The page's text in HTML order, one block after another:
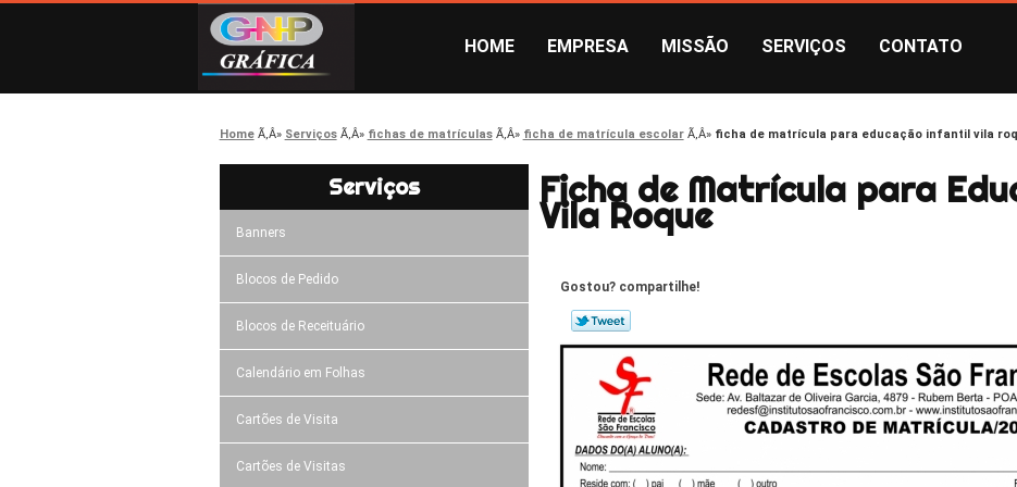
HOME EMPRESA MISSÃO SERVIÇOS CONTATO
Home Serviços fichas de matrículas ficha de matrícula escolar ficha de matrícula para educação infantil vila
Serviços
Banners
Blocos de Pedido
Blocos de Receituário
Calendário em Folhas
Cartões de Visita
Cartões de Visitas
Ficha de Matrícula para
Vila Roque
Gostou? compartilhe!